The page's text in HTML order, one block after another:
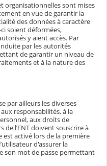
organisationnelles sont mises
en vue de garantir la
des données à caractère
soient déformées,
y aient accès. Par
par les autorités
de garantir un niveau de
et à la nature des
par ailleurs les diverses
responsabilités, à la
aux droits de
l’ENT doivent souscrire à
activé lors de la première
d'assurer la
son mot de passe permettant